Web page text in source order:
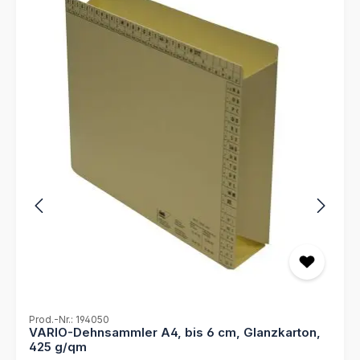
behalten Sie stets den Überblick und sparen wertvolle
Zeit bei Ihrer Arbeit. Verlassen Sie sich auf die bewährte
Qualität von MAPPEI und optimieren Sie Ihre
Büroorganisation mit diesem praktischen Produkt. -
Selbstklebender Schreibkarton - Maße: 10 mm x 30 mm -
50 Stück je Bogen - Selbstklebende Kartonreiter zum
Selbstbeschriften - Einfach an verschiedenste
Ordnungsmappen anzubringen - Verschiedene Farben
für einfaches Auffinden der Dokumente - Unterstützt
eine übersichtliche Organisation Ihrer Unterlagen durch
Bildung von Reiter Akten - Für umfangreiche
Organisationen bieten wir einen Druckservice nach Ihren
Vorgaben (Dateien) an!
Prod.-Nr.: 194050
VARIO-Dehnsammler A4, bis 6 cm, Glanzkarton,
425 g/qm